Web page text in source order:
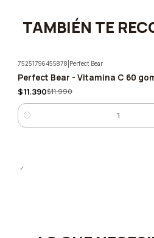
TAMBIÉN TE
-5%
75251796455878 Perfect Bear
Perfect Bear - Vitamina C 60
$11.390$11.990
Cantidad